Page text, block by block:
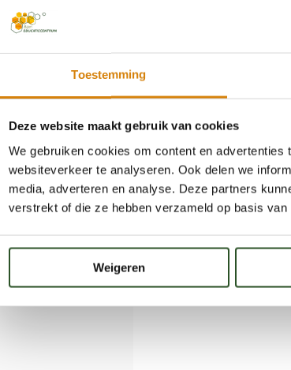
Toestemming
Deze website maakt gebruik van cookies
We gebruiken cookies om content en
websiteverkeer te analyseren. Ook delen we
media, adverteren en analyse. Deze partners
verstrekt of die ze hebben verzameld op basis
Weigeren
Bron: PAN